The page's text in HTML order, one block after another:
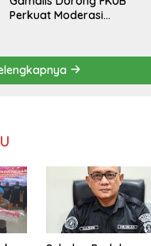
Perkuat Moderasi
Persatuan